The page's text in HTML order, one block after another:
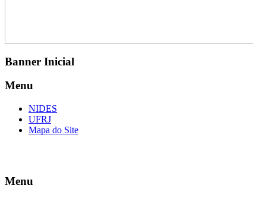
Banner Inicial
Menu
NIDES
UFRJ
Mapa do Site
Menu